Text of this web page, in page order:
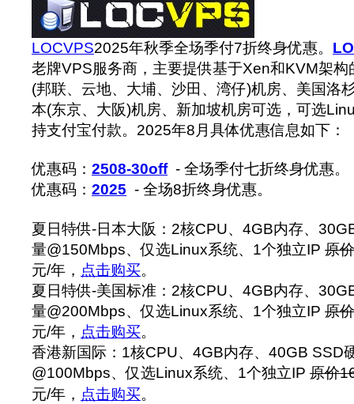
LOCVPS2025年秋季全场季付7折终身优惠。
老牌VPS服务商，主要提供基于Xen和KVM架
(邦联、云地、大埔、沙田、湾仔)机房、美国洛
本(东京、大阪)机房、新加坡机房可选，可选
持支付宝付款。2025年8月具体优惠信息如下：
优惠码： 2508-30off- 全场季付七折终身优惠。
优惠码： 2025 - 全场8折终身优惠。
夏日特供-日本大阪：2核CPU、4GB内存、
量@150Mbps、仅选Linux系统、1个独立IP 原
元/年， 点击购买。
夏日特供-美国标准：2核CPU、4GB内存、
量@200Mbps、仅选Linux系统、1个独立IP 原
元/年， 点击购买。
香港新国际：1核CPU、4GB内存、40GB SSD
@100Mbps、仅选Linux系统、1个独立IP 原价
元/年， 点击购买。